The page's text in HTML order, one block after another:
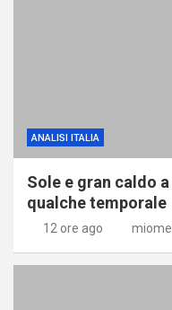
ANALISI ITALIA
Sole e gran caldo
qualche temporale
12 ore ago